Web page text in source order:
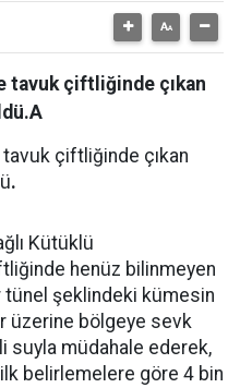
tavuk çiftliğinde çıkan
çiftliğinde çıkan
.
Kütüklü
henüz bilinmeyen
tünel şeklindeki kümesin
üzerine bölgeye sevk
suyla müdahale ederek,
ilk belirlemelere göre 4 bin